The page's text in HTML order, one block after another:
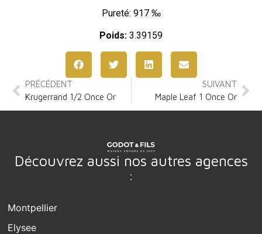
Pureté: 917 ‰
Poids: 3.39159
PRÉCÉDENT
Krugerrand 1/2 Once Or
SUIVANT
Maple Leaf 1 Once Or
Découvrez aussi nos autres agences
:
Montpellier
Elysee